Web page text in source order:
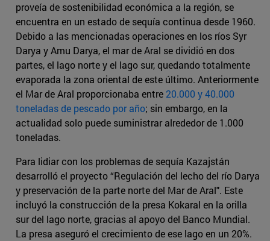
proveía de sostenibilidad económica a la región, se
encuentra en un estado de sequía continua desde 1960.
Debido a las mencionadas operaciones en los ríos Syr
Darya y Amu Darya, el mar de Aral se dividió en dos
partes, el lago norte y el lago sur, quedando totalmente
evaporada la zona oriental de este último. Anteriormente
el Mar de Aral proporcionaba entre 20.000 y 40.000
toneladas de pescado por año; sin embargo, en la
actualidad solo puede suministrar alrededor de 1.000
toneladas.
Para lidiar con los problemas de sequía Kazajstán
desarrolló el proyecto “Regulación del lecho del río Darya
y preservación de la parte norte del Mar de Aral". Este
incluyó la construcción de la presa Kokaral en la orilla
sur del lago norte, gracias al apoyo del Banco Mundial.
La presa aseguró el crecimiento de ese lago en un 20%.